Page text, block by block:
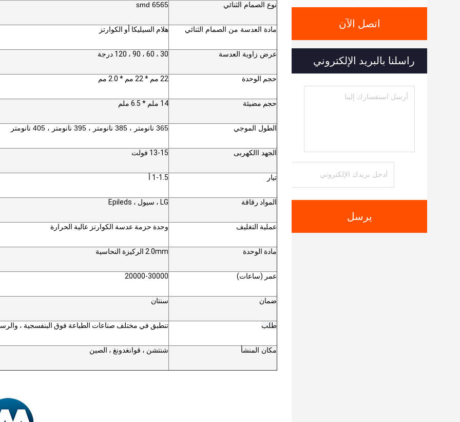
اتصل الآن
راسلنا بالبريد الإلكتروني
يرسل
نوع الصمام الثنائي 6565 smd
مادة العدسة من الصمام الثنائي هلام السيليكا أو الكوارتز
عرض زاوية العدسة 30 ، 60 ، 90 ، 120 درجة
حجم الوحدة 22 مم * 22 مم * 2.0 مم
حجم مضيئة 14 ملم * 6.5 ملم
الطول الموجي 365 نانومتر ، 385 نانومتر ، 395 نانومتر ، 405 نانومتر
الجهد االكهربى 13-15 فولت
تيار 1-1.5 أ
المواد رقاقة LG ، سيول ، Epileds
عملية التغليف وحدة حزمة عدسة الكوارتز عالية الحرارة
مادة الوحدة 2.0mm الركيزة النحاسية
عمر (ساعات) 20000-30000
ضمان سنتان
طلب تنطبق في مختلف صناعات الطباعة فوق البنفسجية ،
مكان المنشأ شنتشن ، قوانغدونغ ، الصين